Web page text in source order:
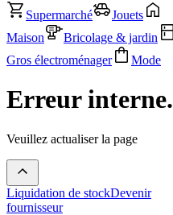
Supermarché
Jouets
Maison
Bricolage & jardin
Gros électroménager
Mode
Erreur interne.
Veuillez actualiser la page
Liquidation de stockDevenir
fournisseur